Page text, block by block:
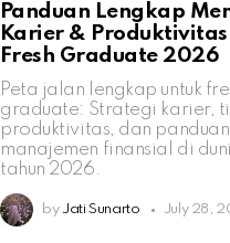
Panduan Lengkap
Karier &
Fresh Graduate 2026
Peta jalan lengkap untuk
graduate: Strategi karier,
produktivitas, dan panduan
manajemen finansial di
tahun 2026.
by Jati Sunarto July 28,